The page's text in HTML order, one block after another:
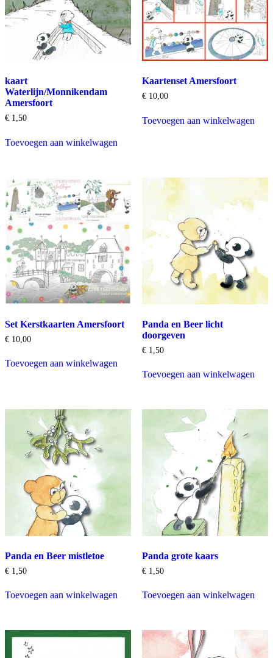
kaart
Waterlijn/Monnikendam
Amersfoort
€ 1,50
Toevoegen aan winkelwagen
Kaartenset Amersfoort
€10,00
Toevoegen aan winkelwagen
Set Kerstkaarten Amersfoort
€ 10,00
Toevoegen aan winkelwagen
Panda en Beer licht
doorgeven
€1,50
Toevoegen aan winkelwagen
Panda en Beer mistletoe
€ 1,50
Toevoegen aan winkelwagen
Panda grote kaars
€1,50
Toevoegen aan winkelwagen